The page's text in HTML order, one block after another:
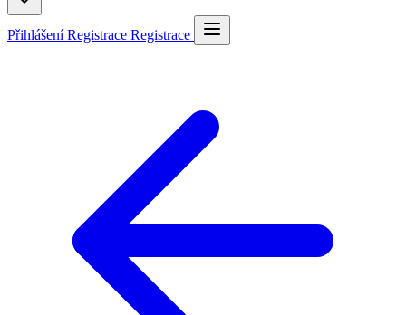
PřihlášeníRegistrace Registrace